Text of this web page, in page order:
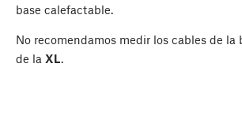
base calefactable.
No recomendamos medir los cables de la
de la XL.